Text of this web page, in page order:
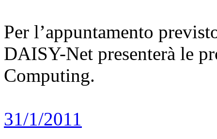
Per l’appuntamento
DAISY-Net presenterà le
Computing.
31/1/2011